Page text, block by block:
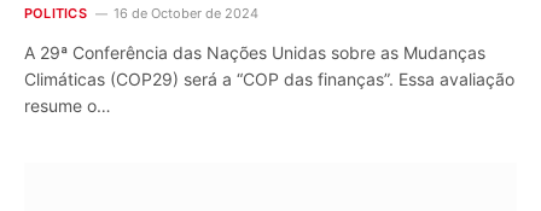
POLITICS 16 de October de 2024
A 29ª Conferência das Nações Unidas sobre as Mudanças
Climáticas (COP29) será a “COP das finanças”. Essa avaliação
resume o…